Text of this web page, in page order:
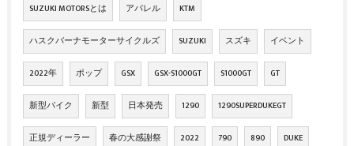
SUZUKI MOTORSとは アパレル KTM
ハスクバーナモーターサイクルズ SUZUKI スズキ イベント
2022年 ポップ GSX GSX-S1000GT S1000GT GT
新型バイク 新型 日本発売 1290 1290SUPERDUKEGT
正規ディーラー 春の大感謝祭 2022 790 890 DUKE